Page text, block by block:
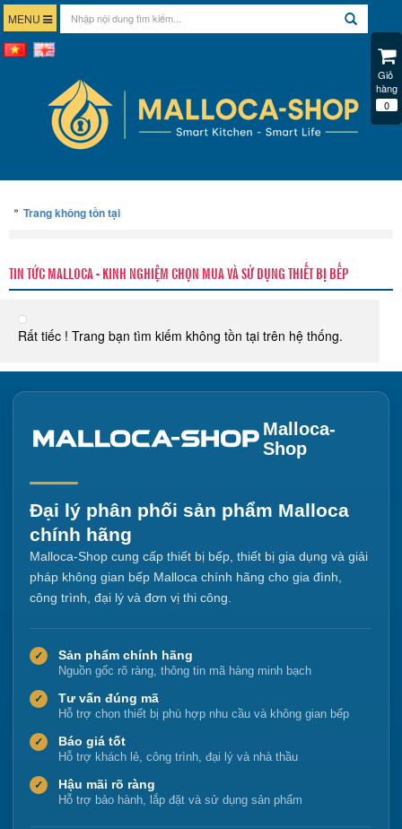
MENU
» Trang không tồn tại
TIN TỨC MALLOCA - KINH NGHIỆM CHỌN MUA VÀ SỬ DỤNG THIẾT BỊ BẾP
Rất tiếc ! Trang bạn tìm kiếm không tồn tại trên hệ thống.
Malloca-
Shop
Đại lý phân phối sản phẩm Malloca
chính hãng
Malloca-Shop cung cấp thiết bị bếp, thiết bị gia dụng và giải
pháp không gian bếp Malloca chính hãng cho gia đình,
công trình, đại lý và đơn vị thi công.
✓ Sản phẩm chính hãng
Nguồn gốc rõ ràng, thông tin mã hàng minh bạch
✓ Tư vấn đúng mã
Hỗ trợ chọn thiết bị phù hợp nhu cầu và không gian bếp
✓ Báo giá tốt
Hỗ trợ khách lẻ, công trình, đại lý và nhà thầu
✓ Hậu mãi rõ ràng
Hỗ trợ bảo hành, lắp đặt và sử dụng sản phẩm
Giỏ
hàng
0